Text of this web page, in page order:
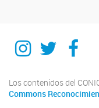
Instagram
Twitter
Los contenidos del
Commons